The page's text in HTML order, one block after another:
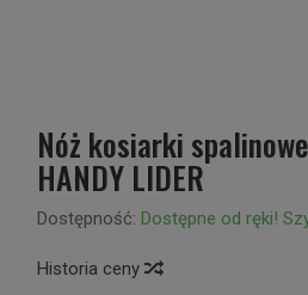
Nóż kosiarki
HANDY LIDER
Dostępność: Dostępne od ręki!
Historia ceny